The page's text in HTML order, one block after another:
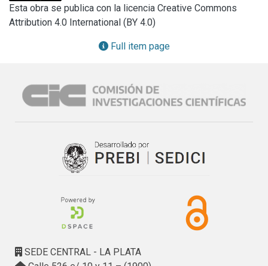
Esta obra se publica con la licencia Creative Commons
Attribution 4.0 International (BY 4.0)
Full item page
SEDE CENTRAL - LA PLATA